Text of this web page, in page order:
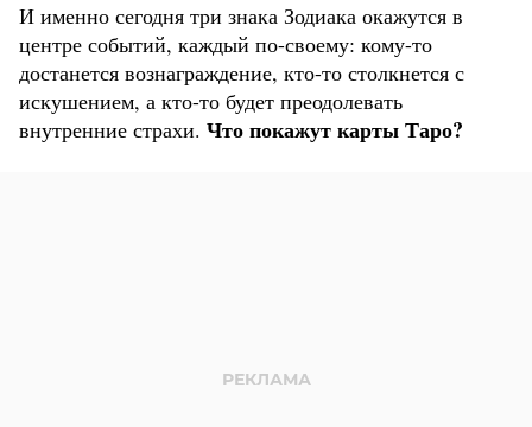
И именно сегодня три знака Зодиака окажутся в
центре событий, каждый по-своему: кому-то
достанется вознаграждение, кто-то столкнется с
искушением, а кто-то будет преодолевать
внутренние страхи. Что покажут карты Таро?